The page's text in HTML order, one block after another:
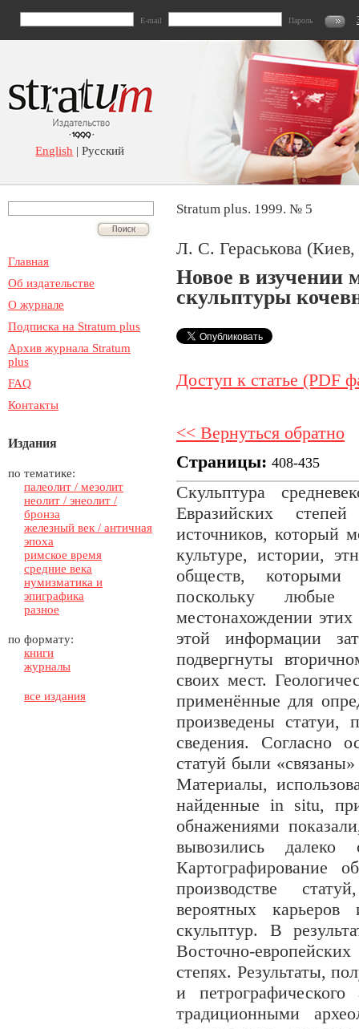
E-mail Пароль
English | Русский
Главная
Об издательстве
О журнале
Подписка на Stratum plus
Архив журнала Stratum
plus
FAQ
Контакты
Издания
по тематике:
палеолит / мезолит
неолит / энеолит /
бронза
железный век / античная
эпоха
римское время
средние века
нумизматика и
эпиграфика
разное
по формату:
книги
журналы
все издания
Stratum plus. 1999. № 5
Л. С. Гераськова
Новое в изучении
скульптуры
Доступ к статье (PDF
<< Вернуться обратно
Страницы: 408-435
Скульптура
Евразийских
источников, который
культуре, истории,
обществ,
поскольку любые
местонахождении
этой информации
подвергнуты
своих мест.
применённые для
произведены статуи,
сведения. Согласно
статуй были
Материалы,
найденные in situ,
обнажениями
вывозились далеко
Картографирование
производстве
вероятных
скульптур. В
Восточно-
степях. Результаты,
и
традиционными